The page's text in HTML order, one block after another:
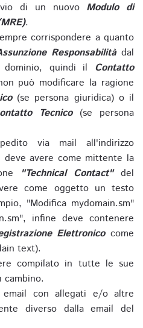
di un nuovo Modulo di
.
corrispondere a quanto
Responsabilitàdal
quindi il Contatto
può modificare la ragione
(se persona giuridica) o il
Tecnico(se persona
via mail all'indirizzo
deve avere come mittente la
"Technical Contact"del
come oggetto un testo
"Modifica mydomain.sm"
infine deve contenere
Elettronicocome
text).
compilato in tutte le sue
email con allegati e/o altre
diverso dalla email del